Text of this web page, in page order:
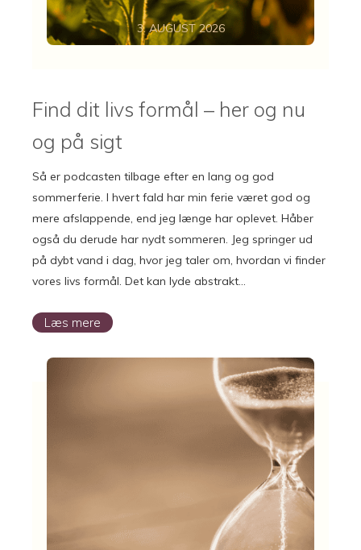
Find dit livs formål – her og nu
og på sigt
3. AUGUST 2026
Så er podcasten tilbage efter en lang og god
sommerferie. I hvert fald har min ferie været god og
mere afslappende, end jeg længe har oplevet. Håber
også du derude har nydt sommeren. Jeg springer ud
på dybt vand i dag, hvor jeg taler om, hvordan vi finder
vores livs formål. Det kan lyde abstrakt…
Læs mere